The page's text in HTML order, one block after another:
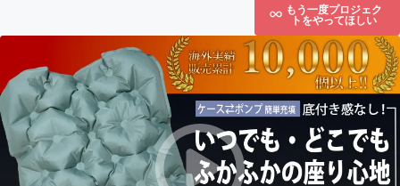
もう一度プロジェク
トをやってほしい